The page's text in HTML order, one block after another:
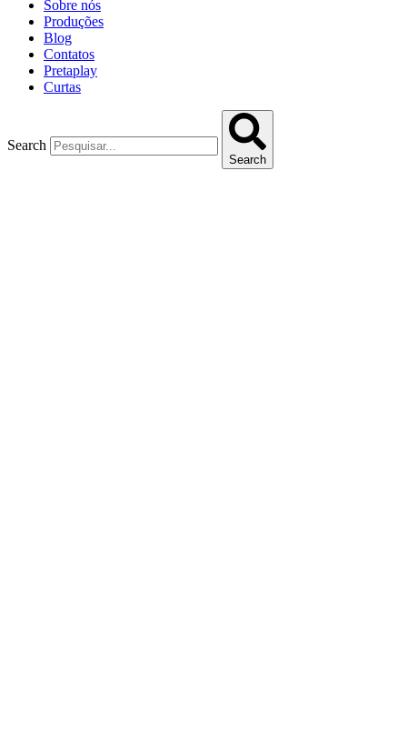
Sobre nós
Produções
Blog
Contatos
Pretaplay
Curtas
Search
Search